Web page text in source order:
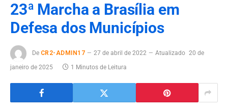
23ª Marcha a Brasília em
Defesa dos Municípios
De CR2-ADMIN17 27 de abril de 2022 Atualizado 20 de
janeiro de 2025
1 Minutos de Leitura